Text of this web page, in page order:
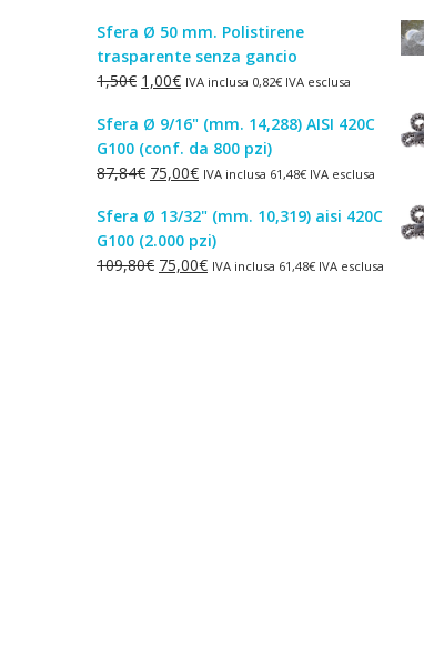
originale
era:
4,30€.
attuale
è:
2,50€.
Sfera Ø 50 mm. Polistirene
trasparente senza gancio
1,50€ Il
originale
era:
1,50€.
1,00€Il
attuale
è:
1,00€.
IVA inclusa 0,82€ IVA esclusa
Sfera Ø 9/16" (mm. 14,288) AISI 420C
G100 (conf. da 800 pzi)
87,84€ Il
originale
era:
87,84€.
75,00€Il
attuale
è:
75,00€.
IVA inclusa 61,48€ IVA esclusa
Sfera Ø 13/32" (mm. 10,319) aisi 420C
G100 (2.000 pzi)
109,80€ Il
75,00€IlIVA inclusa 61,48€ IVA esclusa